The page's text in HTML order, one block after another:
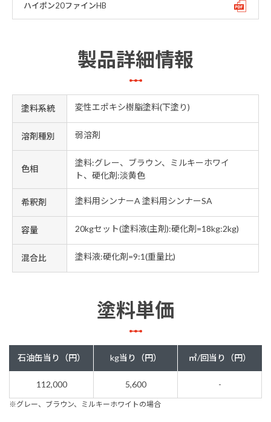
ハイポン20ファインHB
製品詳細情報
塗料系統 変性エポキシ樹脂塗料(下塗り)
溶剤種別 弱溶剤
色相
塗料:グレー、ブラウン、ミルキーホワイ
ト、硬化剤:淡黄色
希釈剤 塗料用シンナーA 塗料用シンナーSA
容量 20kgセット(塗料液(主剤):硬化剤=18kg:2kg)
混合比 塗料液:硬化剤=9:1(重量比)
塗料単価
石油缶当り（円） kg当り（円） ㎡/回当り（円）
112,000 5,600 -
※グレー、ブラウン、ミルキーホワイトの場合